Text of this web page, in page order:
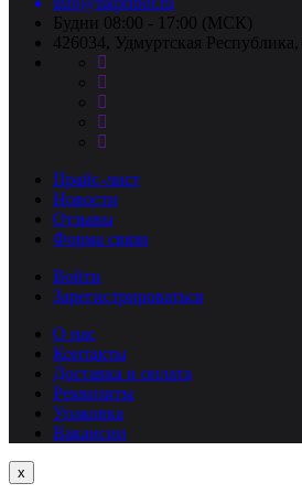
Будни 08:00 - 17:00 (МСК)
426034, Удмуртская
Прайс-лист
Новости
Отзывы
Форма связи
Войти
Зарегистрироваться
О нас
Контакты
Доставка и оплата
Реквизиты
Упаковка
Вакансии
x